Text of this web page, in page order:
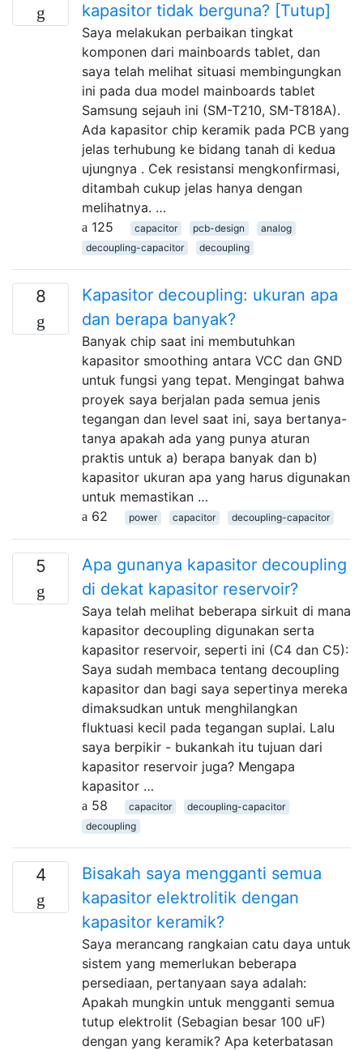
kapasitor tidak berguna? [Tutup]
Saya melakukan perbaikan tingkat
komponen dari mainboards tablet, dan
saya telah melihat situasi membingungkan
ini pada dua model mainboards tablet
Samsung sejauh ini (SM-T210, SM-T818A).
Ada kapasitor chip keramik pada PCB yang
jelas terhubung ke bidang tanah di kedua
ujungnya . Cek resistansi mengkonfirmasi,
ditambah cukup jelas hanya dengan
melihatnya. …
125
capacitor pcb-design
analog
decoupling-capacitor
decoupling
8
Kapasitor decoupling: ukuran apa
dan berapa banyak?
Banyak chip saat ini membutuhkan
kapasitor smoothing antara VCC dan GND
untuk fungsi yang tepat. Mengingat bahwa
proyek saya berjalan pada semua jenis
tegangan dan level saat ini, saya bertanya-
tanya apakah ada yang punya aturan
praktis untuk a) berapa banyak dan b)
kapasitor ukuran apa yang harus digunakan
untuk memastikan …
62
power capacitor decoupling-capacitor
5
Apa gunanya kapasitor decoupling
di dekat kapasitor reservoir?
Saya telah melihat beberapa sirkuit di mana
kapasitor decoupling digunakan serta
kapasitor reservoir, seperti ini (C4 dan C5):
Saya sudah membaca tentang decoupling
kapasitor dan bagi saya sepertinya mereka
dimaksudkan untuk menghilangkan
fluktuasi kecil pada tegangan suplai. Lalu
saya berpikir - bukankah itu tujuan dari
kapasitor reservoir juga? Mengapa
kapasitor …
58
capacitor
decoupling-capacitor
decoupling
4
Bisakah saya mengganti semua
kapasitor elektrolitik dengan
kapasitor keramik?
Saya merancang rangkaian catu daya untuk
sistem yang memerlukan beberapa
persediaan, pertanyaan saya adalah:
Apakah mungkin untuk mengganti semua
tutup elektrolit (Sebagian besar 100 uF)
dengan yang keramik? Apa keterbatasan